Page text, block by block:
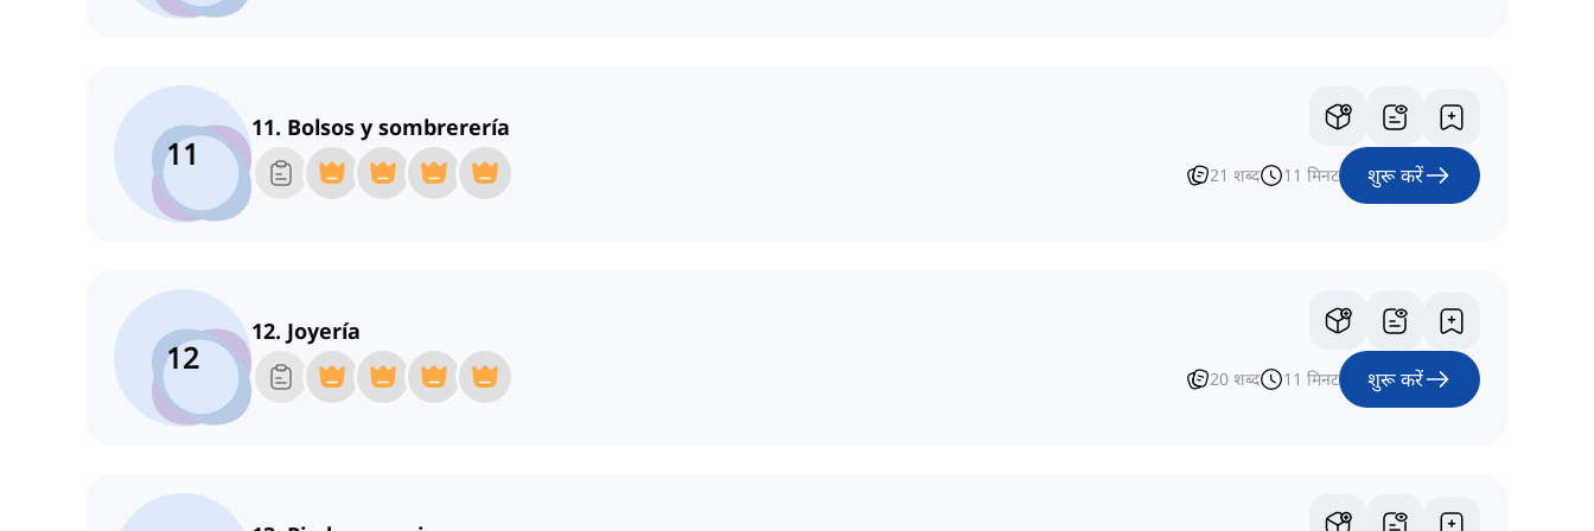
11
11. Bolsos y sombrerería
21 शब्द 11 मिनट शुरू करें
12
12. Joyería
20 शब्द 11 मिनट शुरू करें